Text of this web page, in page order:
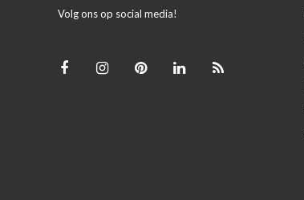
Volg ons op social media!